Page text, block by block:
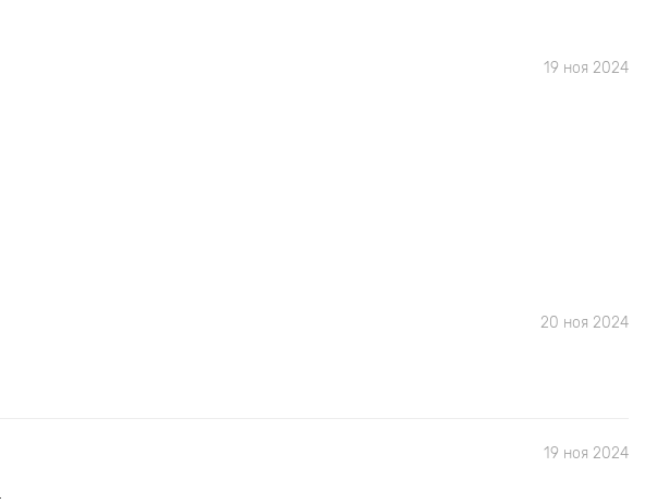
19 ноя 2024
20 ноя 2024
19 ноя 2024